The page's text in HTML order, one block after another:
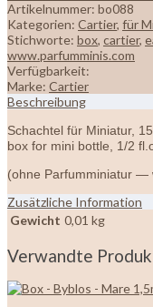
Artikelnummer: bo088
Kategorien: Cartier, für
Stichworte: box, cartier,
www.parfumminis.com
Verfügbarkeit:
Marke: Cartier
Beschreibung
Schachtel für Miniatur,
box for mini bottle, 1/2
(ohne Parfumminiatur —
Zusätzliche Information
Gewicht 0,01 kg
Verwandte